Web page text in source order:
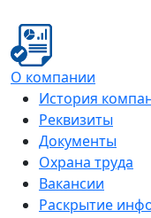
О компании
История
Реквизиты
Документы
Охрана труда
Вакансии
Раскрытие